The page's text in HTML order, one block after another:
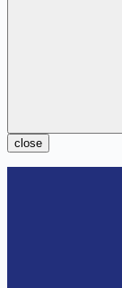
close